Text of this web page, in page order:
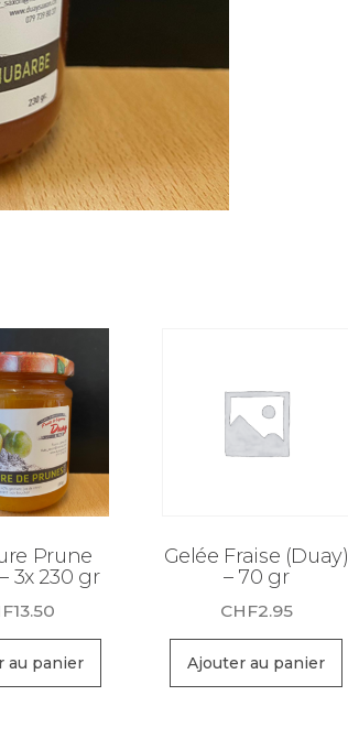
Prune
3x 230 gr
13.50
au panier
Gelée Fraise (Duay)
– 70 gr
CHF2.95
Ajouter au panier